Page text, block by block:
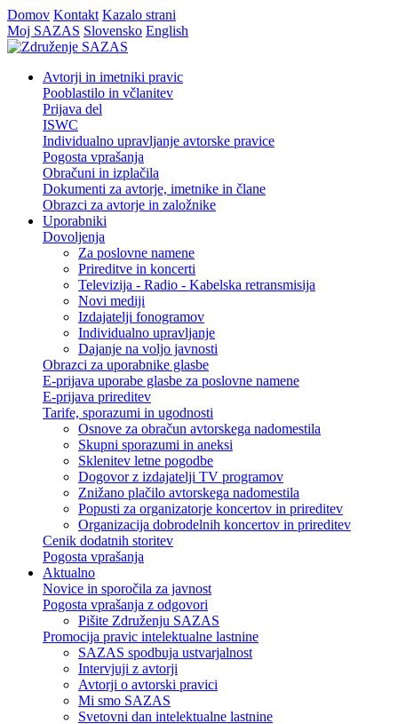
Domov Kontakt Kazalo strani
Moj SAZAS Slovensko English
Avtorji in imetniki pravic
Pooblastilo in včlanitev
Prijava del
ISWC
Individualno upravljanje avtorske pravice
Pogosta vprašanja
Obračuni in izplačila
Dokumenti za avtorje, imetnike in člane
Obrazci za avtorje in založnike
Uporabniki
Dovoljenja
Za poslovne namene
Prireditve in koncerti
Televizija - Radio - Kabelska retransmisija
Novi mediji
Izdajatelji fonogramov
Individualno upravljanje
Dajanje na voljo javnosti
Obrazci za uporabnike glasbe
E-prijava uporabe glasbe za poslovne namene
E-prijava prireditev
Tarife, sporazumi in ugodnosti
Osnove za obračun avtorskega nadomestila
Skupni sporazumi in aneksi
Sklenitev letne pogodbe
Dogovor z izdajatelji TV programov
Znižano plačilo avtorskega nadomestila
Popusti za organizatorje koncertov in prireditev
Organizacija dobrodelnih koncertov in prireditev
Cenik dodatnih storitev
Pogosta vprašanja
Aktualno
Novice in sporočila za javnost
Pogosta vprašanja z odgovori
Pišite Združenju SAZAS
Promocija pravic intelektualne lastnine
SAZAS spodbuja ustvarjalnost
Intervjuji z avtorji
Avtorji o avtorski pravici
Mi smo SAZAS
Svetovni dan intelektualne lastnine